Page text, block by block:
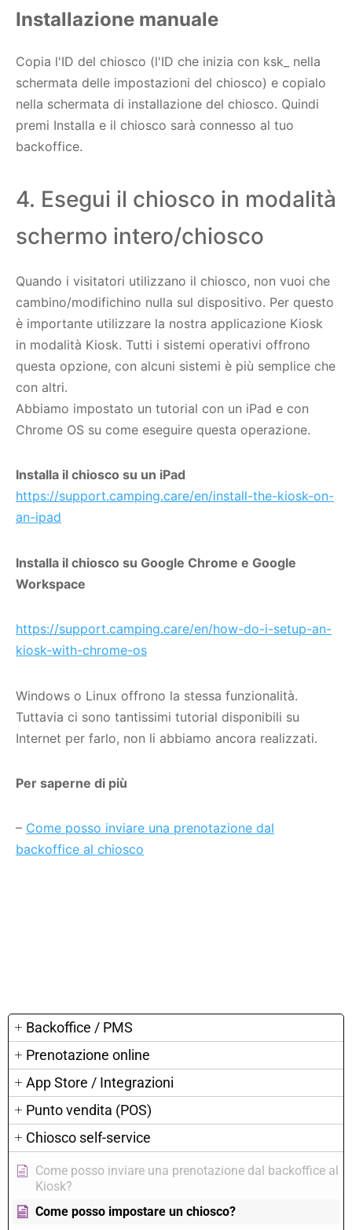
Backoffice / PMS
Prenotazione online
App Store / Integrazioni
Punto vendita (POS)
Chiosco self-service
Come posso inviare una prenotazione dal backoffice al
Kiosk?
Come posso impostare un chiosco?
Installazione manuale
Copia l'ID del chiosco (l'ID che inizia con ksk_ nella
schermata delle impostazioni del chiosco) e copialo
nella schermata di installazione del chiosco. Quindi
premi Installa e il chiosco sarà connesso al tuo
backoffice.
4. Esegui il chiosco in modalità
schermo intero/chiosco
Quando i visitatori utilizzano il chiosco, non vuoi che
cambino/modifichino nulla sul dispositivo. Per questo
è importante utilizzare la nostra applicazione Kiosk
in modalità Kiosk. Tutti i sistemi operativi offrono
questa opzione, con alcuni sistemi è più semplice che
con altri.
Abbiamo impostato un tutorial con un iPad e con
Chrome OS su come eseguire questa operazione.
Installa il chiosco su un iPad
https://support.camping.care/en/install-the-kiosk-on-
an-ipad
Installa il chiosco su Google Chrome e Google
Workspace
https://support.camping.care/en/how-do-i-setup-an-
kiosk-with-chrome-os
Windows o Linux offrono la stessa funzionalità.
Tuttavia ci sono tantissimi tutorial disponibili su
Internet per farlo, non li abbiamo ancora realizzati.
Per saperne di più
– Come posso inviare una prenotazione dal
backoffice al chiosco